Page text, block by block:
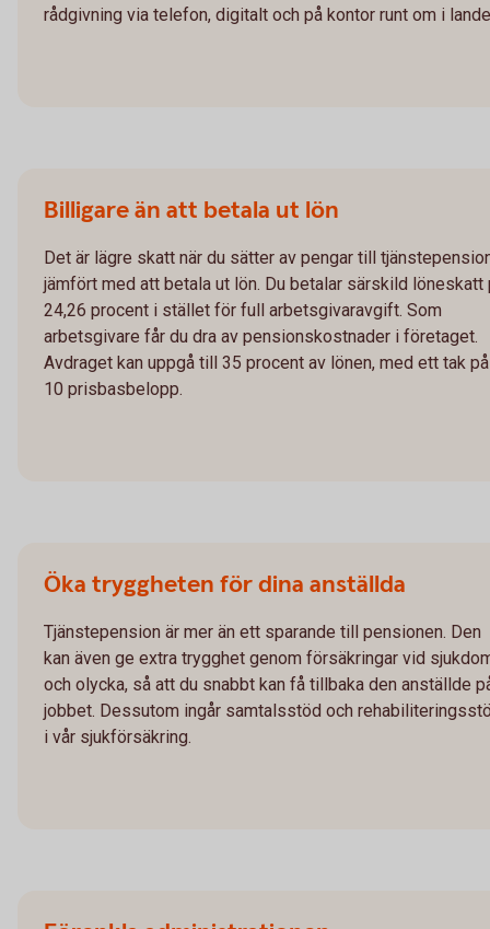
rådgivning via telefon, digitalt och på kontor runt om i
Billigare än att betala ut lön
Det är lägre skatt när du sätter av pengar till
jämfört med att betala ut lön. Du betalar särskild löneskatt
24,26 procent i stället för full arbetsgivaravgift. Som
arbetsgivare får du dra av pensionskostnader i företaget.
Avdraget kan uppgå till 35 procent av lönen, med ett tak på
10 prisbasbelopp.
Öka tryggheten för dina anställda
Tjänstepension är mer än ett sparande till pensionen. Den
kan även ge extra trygghet genom försäkringar vid
och olycka, så att du snabbt kan få tillbaka den anställde
jobbet. Dessutom ingår samtalsstöd och
i vår sjukförsäkring.